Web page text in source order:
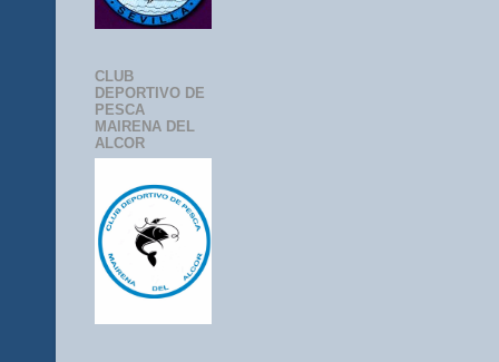
CLUB
DEPORTIVO DE
PESCA
MAIRENA DEL
ALCOR